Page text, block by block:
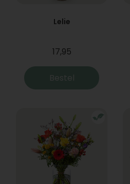
Lelie
17,95
Bestel